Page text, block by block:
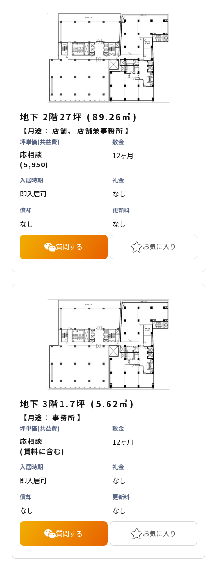
地下 2階27坪 ( 89.26㎡ )
【用途：店舗、 店舗兼事務所 】
坪単価(共益費)
応相談
(5,950)
敷金
12ヶ月
入居時期
即入居可
礼金
なし
償却
なし
更新料
なし
質問する お気に入り
地下 3階1.7坪 ( 5.62㎡ )
【用途：事務所 】
坪単価(共益費)
応相談
(賃料に含む)
敷金
12ヶ月
入居時期
即入居可
礼金
なし
償却
なし
更新料
なし
質問する お気に入り